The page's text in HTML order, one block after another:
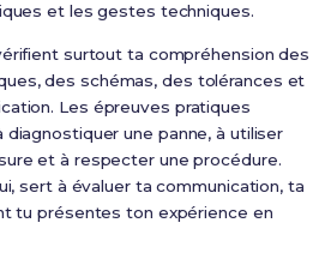
et les gestes techniques.
surtout ta compréhension des
des schémas, des tolérances et
Les épreuves pratiques
une panne, à utiliser
et à respecter une procédure.
sert à évaluer ta communication, ta
tu présentes ton expérience en